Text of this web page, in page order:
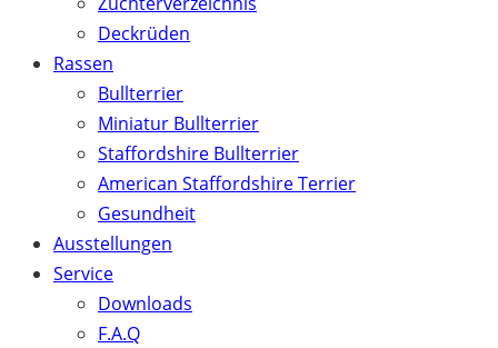
Deckrüden
Rassen
Bullterrier
Miniatur Bullterrier
Staffordshire Bullterrier
American Staffordshire Terrier
Gesundheit
Ausstellungen
Service
Downloads
F.A.Q